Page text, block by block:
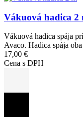
Vákuová hadica 2
Vákuová hadica spája
Avaco. Hadica spája
17,00 €
Cena s DPH